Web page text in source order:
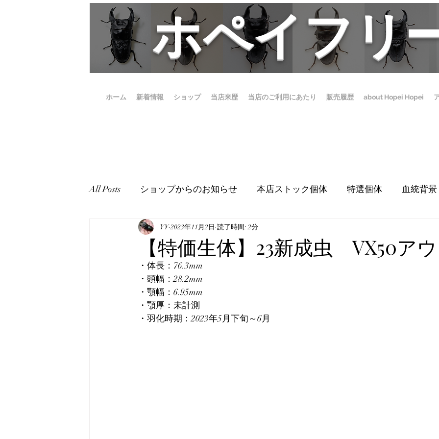
ホペイフリ
ホーム 新着情報 ショップ 当店来歴 当店のご利用にあたり 販売履歴 about Hopei Hopei
All Posts ショップからのお知らせ 本店ストック個体 特選個体 血統背景
表記について マニュアル・飼育方法
真・みんなのホペイ
韓国産オオクワガタ
【特価生体】23新成虫 VX50ア
YY 2023年11月2日 読了時間: 2分
・体長：76.3mm
・頭幅：28.2mm
・顎幅：6.95mm
・顎厚：未計測
・羽化時期：2023年5月下旬～6月